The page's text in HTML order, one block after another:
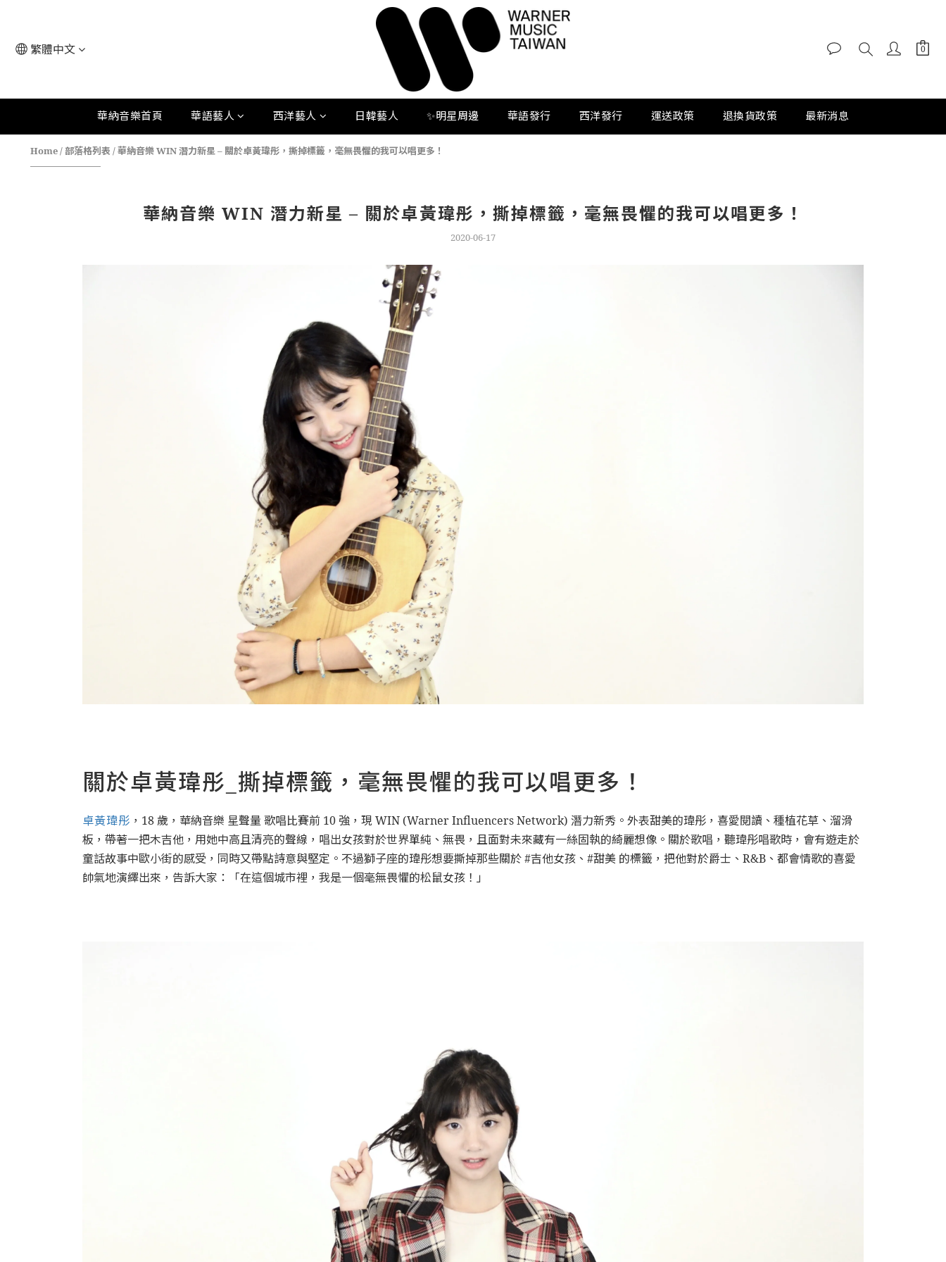
繁體中文
華納音樂首頁 華語藝人 西洋藝人 日韓藝人 ✨明星周邊 華語發行 西洋發行 運送政策 退換貨政策 最新消息
Home/ 部落格列表 /華納音樂 WIN 潛力新星 – 關於卓黃瑋彤，撕掉標籤，毫無畏懼的我可以唱更多！
華納音樂 WIN 潛力新星 – 關於卓黃瑋彤，撕掉標籤，毫無畏懼的我可以唱更多！
2020-06-17
關於卓黃瑋彤_撕掉標籤，毫無畏懼的我可以唱更多！
卓黃瑋彤 ，18 歲，華納音樂 星聲量 歌唱比賽前 10 強，現 WIN (Warner Influencers Network) 潛力新秀。外表甜美的瑋彤，喜愛閱讀、種植花草、溜滑
板，帶著一把木吉他，用她中高且清亮的聲線，唱出女孩對於世界單純、無畏，且面對未來藏有一絲固執的綺麗想像。關於歌唱，聽瑋彤唱歌時，會有遊走於
童話故事中歐小街的感受，同時又帶點詩意與堅定。不過獅子座的瑋彤想要撕掉那些關於 #吉他女孩、#甜美 的標籤，把他對於爵士、R&B、都會情歌的喜愛
帥氣地演繹出來，告訴大家：「在這個城市裡，我是一個毫無畏懼的松鼠女孩！」